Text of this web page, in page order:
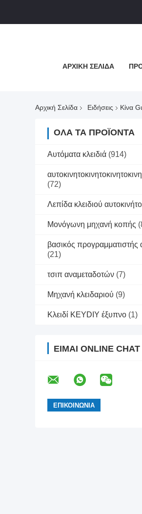
ΑΡΧΙΚΉ ΣΕΛΊΔΑ
Αρχική Σελίδα Ειδήσεις Κίνα
ΌΛΑ ΤΑ ΠΡΟΪΌΝΤΑ
Αυτόματα κλειδιά (914)
(72)
Λεπίδα κλειδιού
Μονόγωνη μηχανή κοπής
βασικός προγραμματιστής
(21)
τσιπ αναμεταδοτών (7)
Μηχανή κλειδαριού (9)
Κλειδί KEYDIY έξυπνο (1)
ΕΊΜΑΙ ONLINE